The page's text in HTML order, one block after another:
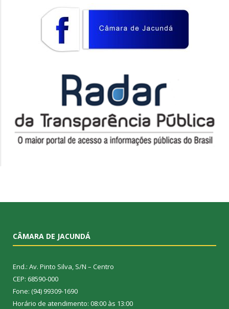
CÂMARA DE JACUNDÁ
End.: Av. Pinto Silva, S/N – Centro
CEP: 68590-000
Fone: (94) 99309-1690
Horário de atendimento: 08:00 às 13:00